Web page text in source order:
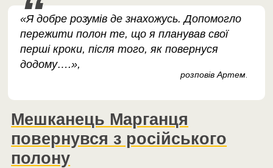
«Я добре розумів де знахожусь. Допомогло
пережити полон те, що я планував свої
перші кроки, після того, як повернуся
додому….»,
розповів Артем.
Мешканець Марганця
повернувся з російського
полону